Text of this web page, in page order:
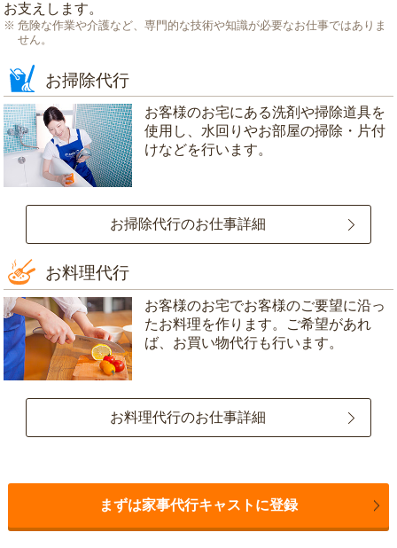
お支えします。
危険な作業や介護など、専門的な技術や知識が必要なお仕事ではありま
せん。
お掃除代行
お客様のお宅にある洗剤や掃除道具を
使用し、水回りやお部屋の掃除・片付
けなどを行います。
お掃除代行のお仕事詳細
お料理代行
お客様のお宅でお客様のご要望に沿っ
たお料理を作ります。ご希望があれ
ば、お買い物代行も行います。
お料理代行のお仕事詳細
まずは家事代行キャストに登録